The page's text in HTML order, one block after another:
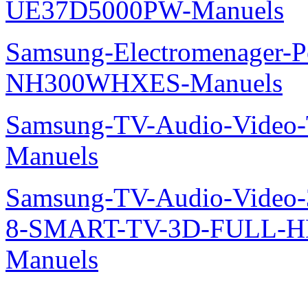
UE37D5000PW-Manuels
Samsung-
NH300WHXES-Manuels
Samsung-TV-Audio-
Manuels
Samsung-TV-Audio-
8-SMART-TV-3D-FULL-
Manuels